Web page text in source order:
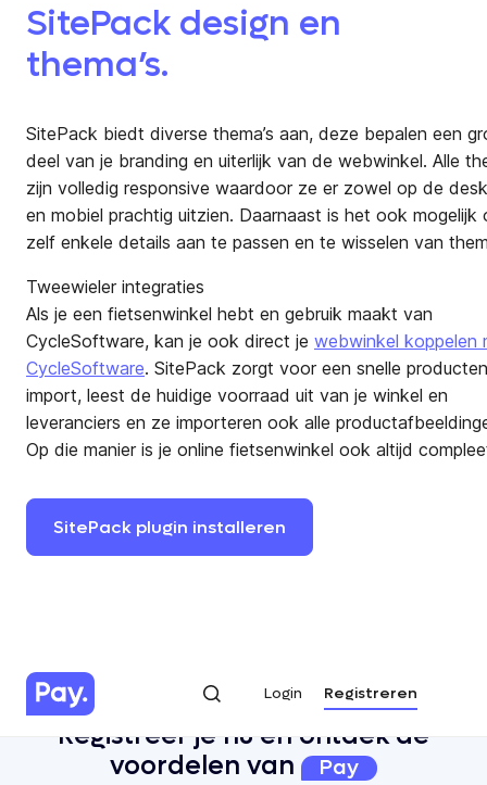
SitePack design en
thema’s.
SitePack biedt diverse thema’s aan, deze bepalen een
deel van je branding en uiterlijk van de webwinkel. Alle
zijn volledig responsive waardoor ze er zowel op de
en mobiel prachtig uitzien. Daarnaast is het ook mogelijk
zelf enkele details aan te passen en te wisselen van
Tweewieler integraties
Als je een fietsenwinkel hebt en gebruik maakt van
CycleSoftware, kan je ook direct je webwinkel koppelen
CycleSoftware. SitePack zorgt voor een snelle producten
import, leest de huidige voorraad uit van je winkel en
leveranciers en ze importeren ook alle
Op die manier is je online fietsenwinkel ook altijd
SitePack plugin installeren
Login Registreren
Login Registreren
Registreer je nu en ontdek de
voordelen van
Pay